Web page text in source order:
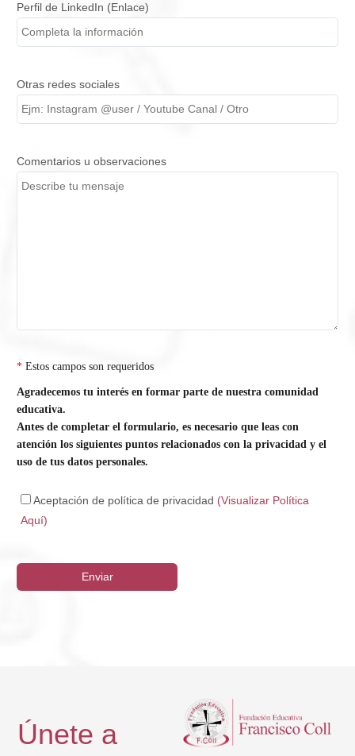
Perfil de LinkedIn (Enlace)
Otras redes sociales
Comentarios u observaciones
* Estos campos son requeridos
Agradecemos tu interés en formar parte de nuestra comunidad
educativa.
Antes de completar el formulario, es necesario que leas con
atención los siguientes puntos relacionados con la privacidad y el
uso de tus datos personales.
Aceptación de política de privacidad (Visualizar Política
Aquí)
Únete a